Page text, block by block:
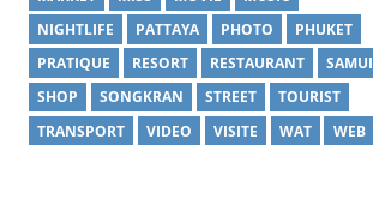
NIGHTLIFE
PATTAYA PHOTO
PHUKET
PRATIQUE
RESORT RESTAURANT
SAMUI
SHOP
SONGKRAN STREET
TOURIST
TRANSPORT
VIDEO VISITE WAT WEB